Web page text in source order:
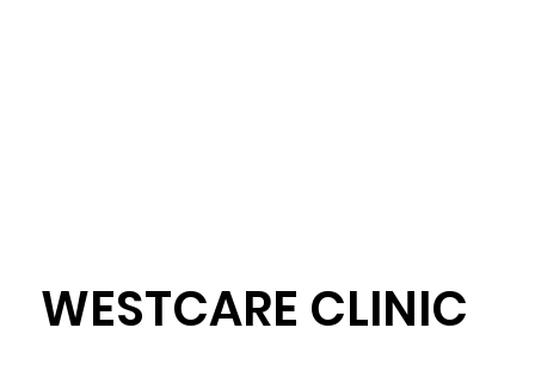
WESTCARE CLINIC